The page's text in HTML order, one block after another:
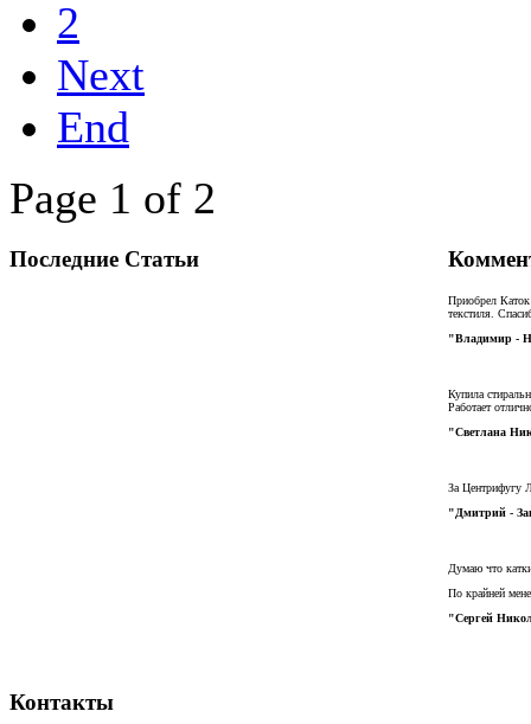
2
Next
End
Page 1 of 2
Последние Статьи
Приобрел
текстиля.
"Владимир -
Купила
Работает
"Светлана
За Центрифугу
"Дмитрий -
Думаю что
По крайней
"Сергей
Контакты